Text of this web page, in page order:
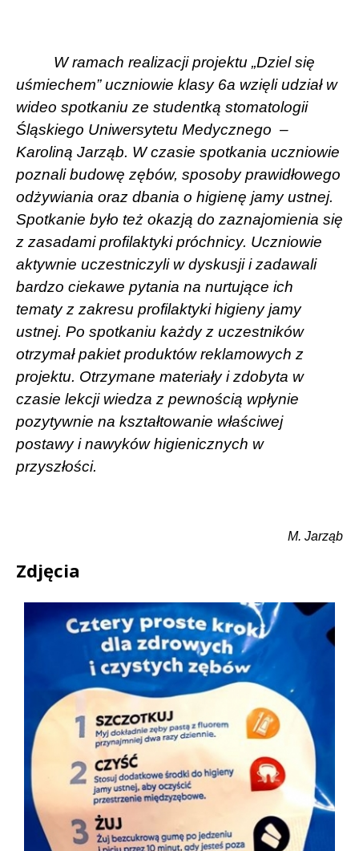
W ramach realizacji projektu „Dziel się
uśmiechem” uczniowie klasy 6a wzięli udział w
wideo spotkaniu ze studentką stomatologii
Śląskiego Uniwersytetu Medycznego –
Karoliną Jarząb. W czasie spotkania uczniowie
poznali budowę zębów, sposoby prawidłowego
odżywiania oraz dbania o higienę jamy ustnej.
Spotkanie było też okazją do zaznajomienia się
z zasadami profilaktyki próchnicy. Uczniowie
aktywnie uczestniczyli w dyskusji i zadawali
bardzo ciekawe pytania na nurtujące ich
tematy z zakresu profilaktyki higieny jamy
ustnej. Po spotkaniu każdy z uczestników
otrzymał pakiet produktów reklamowych z
projektu. Otrzymane materiały i zdobyta w
czasie lekcji wiedza z pewnością wpłynie
pozytywnie na kształtowanie właściwej
postawy i nawyków higienicznych w
przyszłości.
M. Jarząb
Zdjęcia